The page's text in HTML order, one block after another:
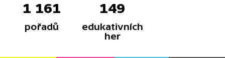
1 161
pořadů
149
edukativních
her